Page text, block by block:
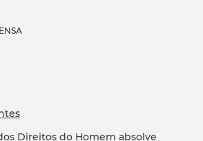
Direitos do Homem absolve